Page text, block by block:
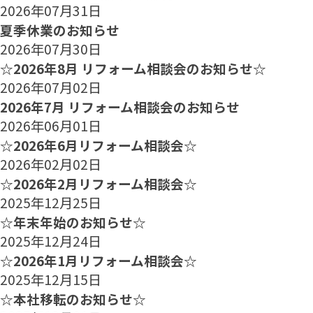
2026年07月31日
夏季休業のお知らせ
2026年07月30日
☆2026年8月 リフォーム相談会のお知らせ☆
2026年07月02日
2026年7月 リフォーム相談会のお知らせ
2026年06月01日
☆2026年6月リフォーム相談会☆
2026年02月02日
☆2026年2月リフォーム相談会☆
2025年12月25日
☆年末年始のお知らせ☆
2025年12月24日
☆2026年1月リフォーム相談会☆
2025年12月15日
☆本社移転のお知らせ☆